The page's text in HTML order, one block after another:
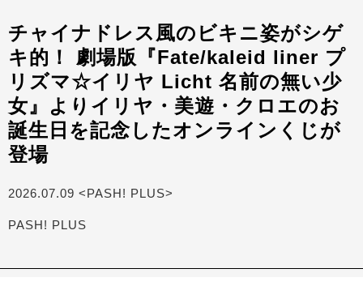
チャイナドレス風のビキニ姿がシゲ
キ的！ 劇場版『Fate/kaleid liner プ
リズマ☆イリヤ Licht 名前の無い少
女』よりイリヤ・美遊・クロエのお
誕生日を記念したオンラインくじが
登場
2026.07.09 <PASH! PLUS>
PASH! PLUS